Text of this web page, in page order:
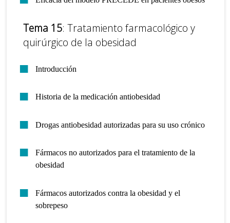
Tema 15: Tratamiento farmacológico y
quirúrgico de la obesidad
Introducción
Historia de la medicación antiobesidad
Drogas antiobesidad autorizadas para su uso crónico
Fármacos no autorizados para el tratamiento de la
obesidad
Fármacos autorizados contra la obesidad y el
sobrepeso